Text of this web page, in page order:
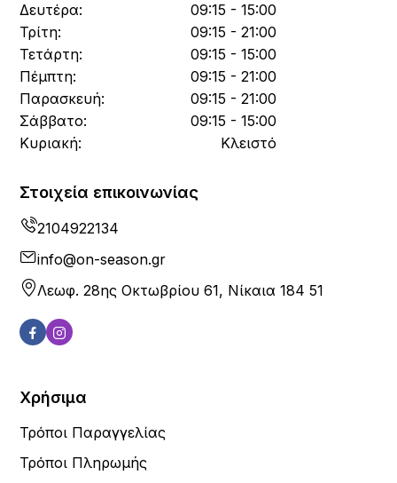
Δευτέρα:
09:15 - 15:00
Τρίτη:
09:15 - 21:00
Τετάρτη:
09:15 - 15:00
Πέμπτη:
09:15 - 21:00
Παρασκευή:
09:15 - 21:00
Σάββατο:
09:15 - 15:00
Κυριακή:
Κλειστό
Στοιχεία επικοινωνίας
2104922134
info@on-season.gr
Λεωφ. 28ης Οκτωβρίου 61, Νίκαια 184 51
Χρήσιμα
Τρόποι Παραγγελίας
Τρόποι Πληρωμής